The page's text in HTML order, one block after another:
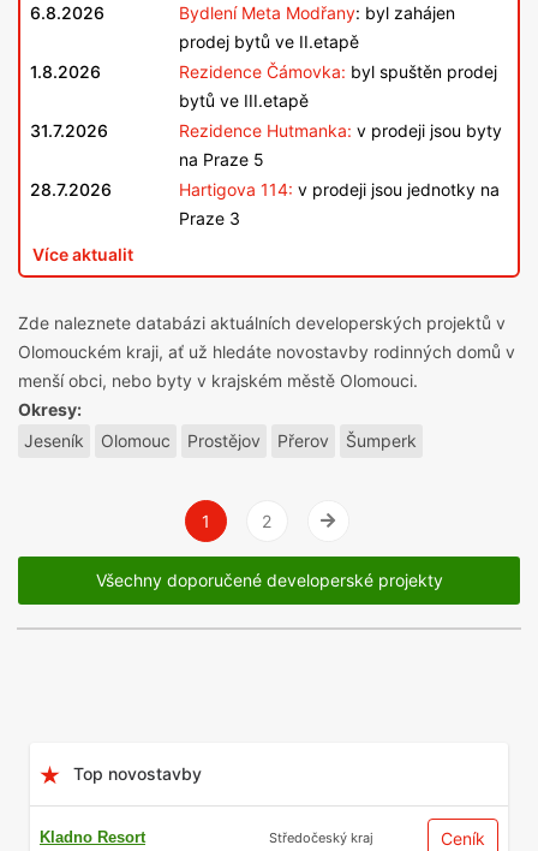
6.8.2026 Bydlení Meta Modřany: byl zahájen
prodej bytů ve II.etapě
1.8.2026
Rezidence Čámovka: byl spuštěn prodej
bytů ve III.etapě
31.7.2026
Rezidence Hutmanka: v prodeji jsou byty
na Praze 5
28.7.2026
Hartigova 114: v prodeji jsou jednotky na
Praze 3
Více aktualit
Zde naleznete databázi aktuálních developerských projektů v
Olomouckém kraji, ať už hledáte novostavby rodinných domů v
menší obci, nebo byty v krajském městě Olomouci.
Okresy:
Jeseník
Olomouc Prostějov Přerov Šumperk
1
2
Vpravo
Všechny doporučené developerské projekty
Top novostavby
Kladno Resort Středočeský kraj Ceník